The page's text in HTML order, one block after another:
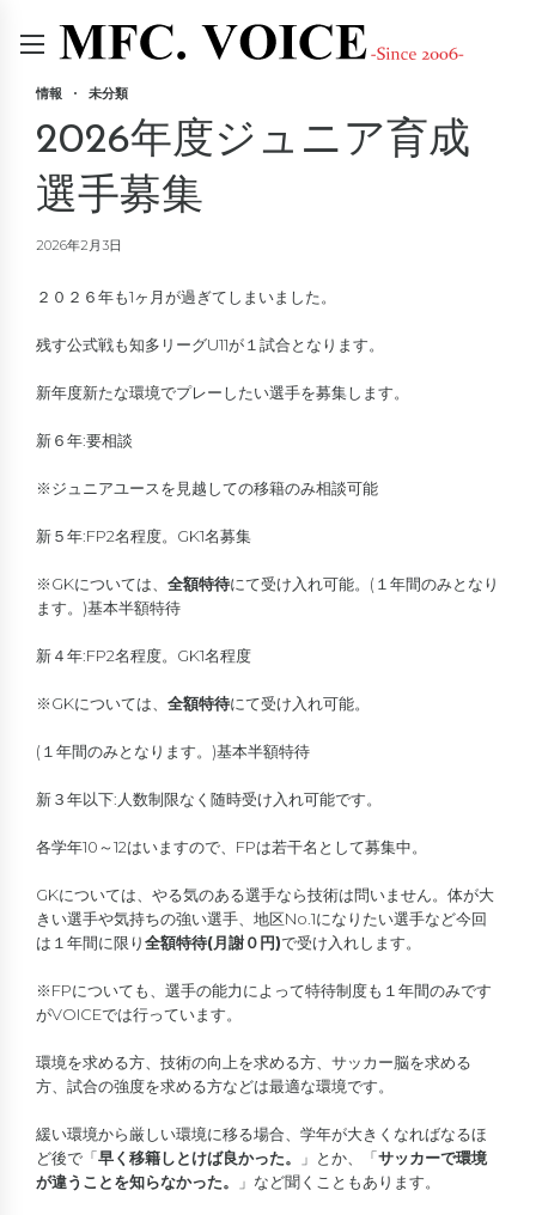
情報 未分類
2026年度ジュニア育成
選手募集
2026年2月3日
２０２６年も1ヶ月が過ぎてしまいました。
残す公式戦も知多リーグU11が１試合となります。
新年度新たな環境でプレーしたい選手を募集します。
新６年:要相談
※ジュニアユースを見越しての移籍のみ相談可能
新５年:FP2名程度。GK1名募集
※GKについては、 全額特待にて受け入れ可能。(１年間のみとなり
ます。)基本半額特待
新４年:FP2名程度。GK1名程度
※GKについては、 全額特待にて受け入れ可能。
(１年間のみとなります。)基本半額特待
新３年以下:人数制限なく随時受け入れ可能です。
各学年10～12はいますので、FPは若干名として募集中。
GKについては、やる気のある選手なら技術は問いません。体が大
きい選手や気持ちの強い選手、地区No.1になりたい選手など今回
は１年間に限り全額特待(月謝０円)で受け入れします。
※FPについても、選手の能力によって特待制度も１年間のみです
がVOICEでは行っています。
環境を求める方、技術の向上を求める方、サッカー脳を求める
方、試合の強度を求める方などは最適な環境です。
緩い環境から厳しい環境に移る場合、学年が大きくなればなるほ
ど後で「早く移籍しとけば良かった。 」とか、「サッカーで環境
が違うことを知らなかった。
」など聞くこともあります。